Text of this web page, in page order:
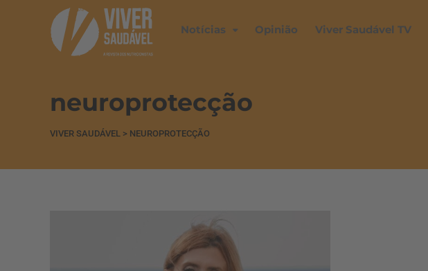
Notícias Opinião Viver Saudável TV
neuroprotecção
VIVER SAUDÁVEL > NEUROPROTECÇÃO